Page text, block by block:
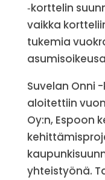
‑korttelin
vaikka
tukemia
Suvelan Onni
aloitettiin
Oy:n, Espoon
yhteistyönä.